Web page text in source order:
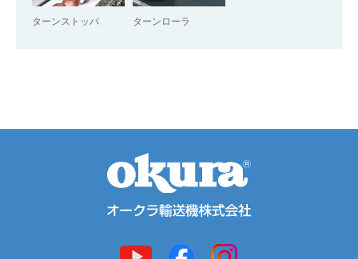
ターンストッパ ターンローラ